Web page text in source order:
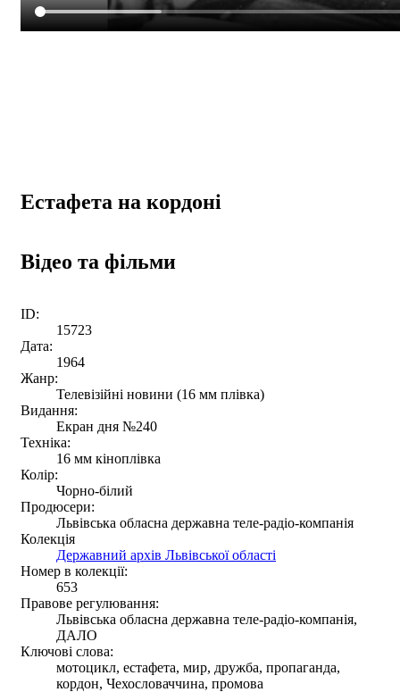
Естафета на кордоні
Відео та фільми
ID:
15723
Дата:
1964
Жанр:
Телевізійні новини (16 мм плівка)
Видання:
Екран дня №240
Техніка:
16 мм кіноплівка
Колір:
Чорно-білий
Продюсери:
Львівська обласна державна теле-радіо-компанія
Колекція
Державний архів Львівської області
Номер в колекції:
653
Правове регулювання:
Львівська обласна державна теле-радіо-компанія,
ДАЛО
Ключові слова:
мотоцикл, естафета, мир, дружба, пропаганда,
кордон, Чехословаччина, промова